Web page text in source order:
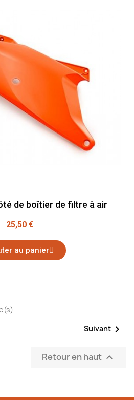
de boîtier de filtre à air
25,50 €
au panier
Suivant 
Retour en haut 